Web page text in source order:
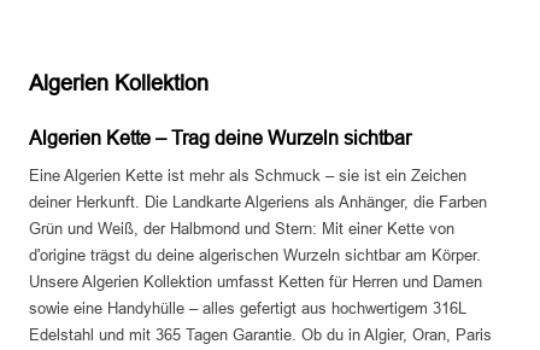
e
Algerien Kollektion
Algerien Kette – Trag deine Wurzeln sichtbar
Eine Algerien Kette ist mehr als Schmuck – sie ist ein Zeichen
deiner Herkunft. Die Landkarte Algeriens als Anhänger, die Farben
Grün und Weiß, der Halbmond und Stern: Mit einer Kette von
d'origine trägst du deine algerischen Wurzeln sichtbar am Körper.
Unsere Algerien Kollektion umfasst Ketten für Herren und Damen
sowie eine Handyhülle – alles gefertigt aus hochwertigem 316L
Edelstahl und mit 365 Tagen Garantie. Ob du in Algier, Oran, Paris